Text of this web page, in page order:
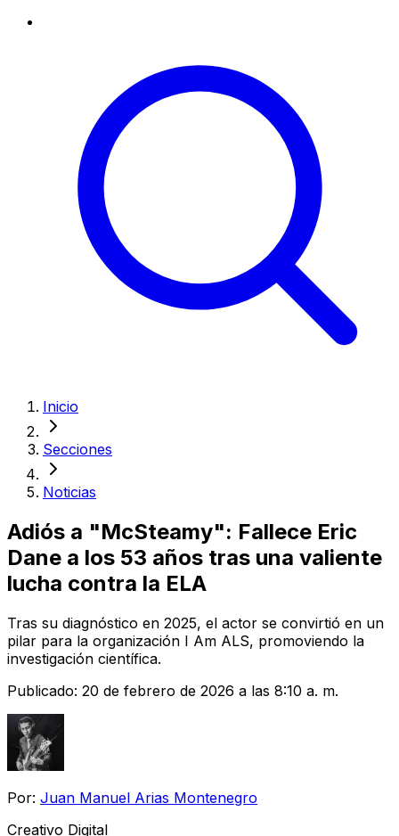
Inicio
Secciones
Noticias
Adiós a "McSteamy": Fallece Eric
Dane a los 53 años tras una valiente
lucha contra la ELA
Tras su diagnóstico en 2025, el actor se convirtió en un
pilar para la organización I Am ALS, promoviendo la
investigación científica.
Publicado: 20 de febrero de 2026 a las 8:10 a. m.
Por: Juan Manuel Arias Montenegro
Creativo Digital